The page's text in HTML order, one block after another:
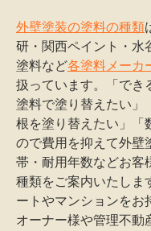
外壁塗装の塗料の種類
研・関西ペイント・水
塗料など各塗料メーカ
扱っています。「でき
塗料で塗り替えたい」
根を塗り替えたい」「
ので費用を抑えて外壁
帯・耐用年数などお客
種類をご案内いたしま
ートやマンションをお
オーナー様や管理不動